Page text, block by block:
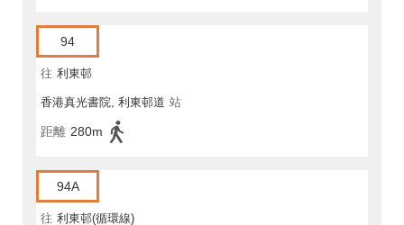
94
往 利東邨
香港真光書院, 利東邨道 站
距離 280m
94A
往 利東邨(循環線)